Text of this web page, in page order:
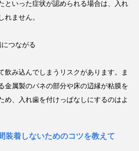
といった症状が認められる場合は、入れ
れません。
につながる
飲み込んでしまうリスクがあります。ま
金属製のバネの部分や床の辺縁が粘膜を
め、入れ歯を付けっぱなしにするのはよ
装着しないためのコツを教えて